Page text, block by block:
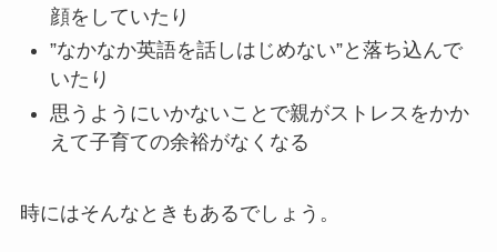
顔をしていたり
”なかなか英語を話しはじめない”と落ち込んで
いたり
思うようにいかないことで親がストレスをかか
えて子育ての余裕がなくなる
時にはそんなときもあるでしょう。